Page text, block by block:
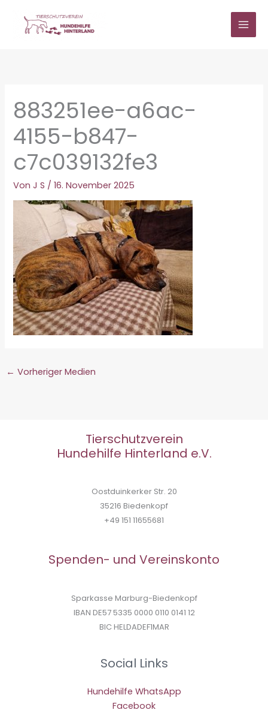
springen
883251ee-a6ac-
4155-b847-
c7c039132fe3
VonJ S /16. November 2025
← Vorheriger Medien
Tierschutzverein
Hundehilfe Hinterland e.V.
Oostduinkerker Str. 20
35216 Biedenkopf
+49 151 11655681
Spenden- und Vereinskonto
Sparkasse Marburg-Biedenkopf
IBAN DE57 5335 0000 0110 0141 12
BIC HELDADEF1MAR
Social Links
Hundehilfe WhatsApp
Facebook